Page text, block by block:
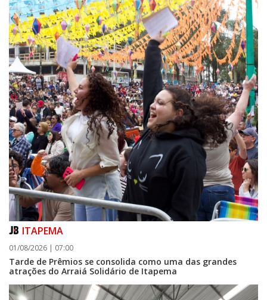
06/08/2026 | 07:00
Inscrições para a exploração da gastronomia do 14º Acampamento
Farroupilha estão abertas
CAMBORIÚ
ITAPEMA
01/08/2026 | 07:00
Tarde de Prêmios se consolida como uma das grandes
atrações do Arraiá Solidário de Itapema